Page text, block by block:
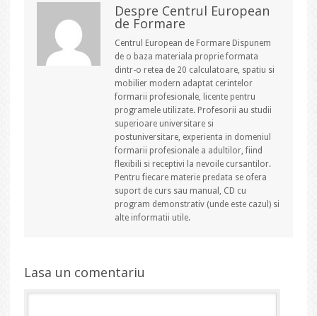
Despre Centrul European
de Formare
Centrul European de Formare Dispunem
de o baza materiala proprie formata
dintr-o retea de 20 calculatoare, spatiu si
mobilier modern adaptat cerintelor
formarii profesionale, licente pentru
programele utilizate. Profesorii au studii
superioare universitare si
postuniversitare, experienta in domeniul
formarii profesionale a adultilor, fiind
flexibili si receptivi la nevoile cursantilor.
Pentru fiecare materie predata se ofera
suport de curs sau manual, CD cu
program demonstrativ (unde este cazul) si
alte informatii utile.
Lasa un comentariu